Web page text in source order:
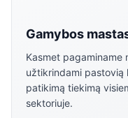
Gamybos
Kasmet pagaminame
užtikrindami pastovią
patikimą tiekimą
sektoriuje.